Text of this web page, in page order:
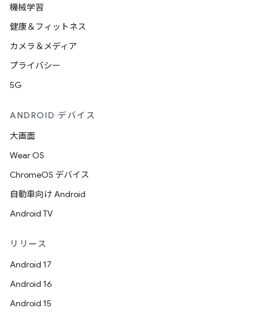
機械学習
健康＆フィットネス
カメラ＆メディア
プライバシー
5G
ANDROID デバイス
大画面
Wear OS
ChromeOS デバイス
自動車向け Android
Android TV
リリース
Android 17
Android 16
Android 15